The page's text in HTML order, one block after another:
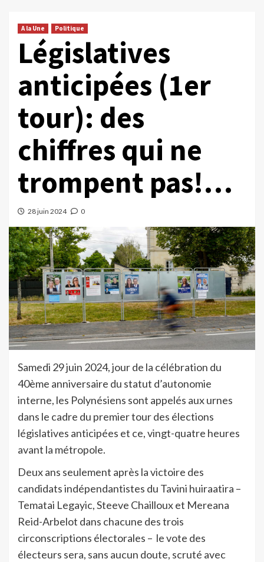
A la Une Politique
Législatives
anticipées (1er
tour): des
chiffres qui ne
trompent pas!…
28 juin 2024 0
Samedi 29 juin 2024, jour de la célébration du
40ème anniversaire du statut d’autonomie
interne, les Polynésiens sont appelés aux urnes
dans le cadre du premier tour des élections
législatives anticipées et ce, vingt-quatre heures
avant la métropole.
Deux ans seulement après la victoire des
candidats indépendantistes du Tavini huiraatira –
Tematai Legayic, Steeve Chailloux et Mereana
Reid-Arbelot dans chacune des trois
circonscriptions électorales – le vote des
électeurs sera, sans aucun doute, scruté avec